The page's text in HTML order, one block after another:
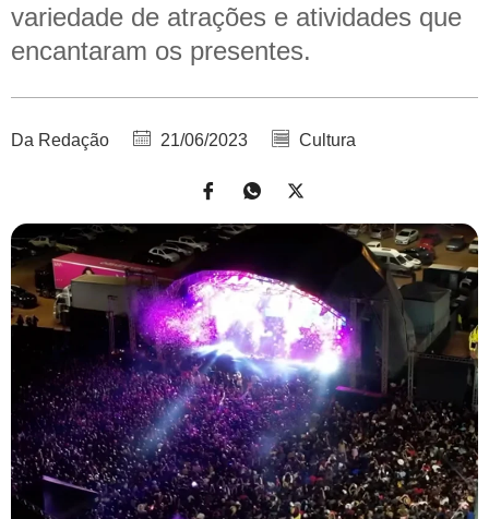
variedade de atrações e atividades que
encantaram os presentes.
Da Redação 21/06/2023 Cultura